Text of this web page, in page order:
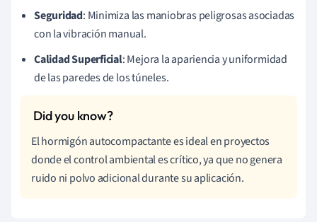
Seguridad: Minimiza las maniobras peligrosas asociadas
con la vibración manual.
Calidad Superficial: Mejora la apariencia y uniformidad
de las paredes de los túneles.
El hormigón autocompactante es ideal en proyectos
donde el control ambiental es crítico, ya que no genera
ruido ni polvo adicional durante su aplicación.